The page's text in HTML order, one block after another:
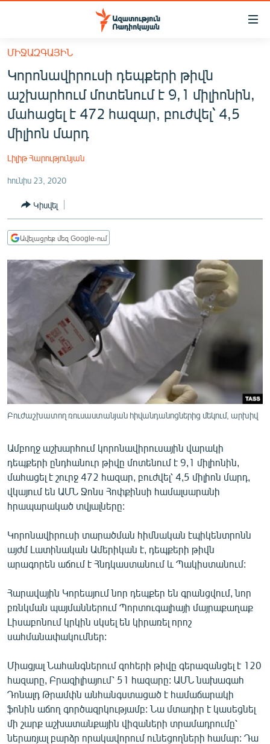
Մատչելիության
հիմնական
բովանդակությանը
Անցնել
հիմնական
մենյուին
Որոնում
ՀԱՅԱՍՏԱՆ
ՔԱՂԱՔԱԿԱՆ
ԸՆՏՐՈՒԹՅՈՒՆՆԵՐ 2026
ՊԱՏԵՐԱԶՄԻ 6 ՇԱԲԱԹՆԵՐԸ
ՏԱՐԱԾԱՇՐՋԱՆ
ՄԻՋԱԶԳԱՅԻՆ
ՄՇԱԿՈՒՅԹ
ՍՊՈՐՏ
ՄԵԿՆԱԲԱՆՈՒԹՅՈՒՆ
ՏՏ ԵՒ ԻՆՏԵՐՆԵՏ
ԿՈՐՈՆԱՎԻՐՈՒՍ
ԱՐԽԻՎ
ԲԱՆԱՎԵՃ
ՁԳՏԵԼՈՎ ԼԱՎԱԳՈՒՅՆԻՆ
ՓՈԴՔԱՍԹ
Հայերեն
English
Русский
ՀԵՏԵՎԵՔ ՄԵԶ
«Ազատության» բոլոր կայքերը
ՄԻՋԱԶԳԱՅԻՆ
Կորոնավիրուսի դեպքերի թիվն
աշխարհում մոտենում է 9,1 միլիոնին,
մահացել է 472 հազար, բուժվել՝ 4,5
միլիոն մարդ
Լիլիթ Հարությունյան
հունիս 23, 2020
Կիսվել
Ավելացրեք մեզ Google-ում
Բուժաշխատող ռուսաստանյան հիվանդանոցներից մեկում, արխիվ
Ամբողջ աշխարհում կորոնավիրուսային վարակի
դեպքերի ընդհանուր թիվը մոտենում է 9,1 միլիոնին,
մահացել է շուրջ 472 հազար, բուժվել՝ 4,5 միլիոն մարդ,
վկայում են ԱՄՆ Ջոնս Հոփքինսի համալսարանի
հրապարակած տվյալները:
Կորոնավիրուսի տարածման հիմնական էպիկենտրոնն
այժմ Լատինական Ամերիկան է, դեպքերի թիվն
արագորեն աճում է Հնդկաստանում և Պակիստանում:
Հարավային Կորեայում նոր դեպքեր են գրանցվում, նոր
բռնկման պայմաններում Պորտուգալիայի մայրաքաղաք
Լիսաբոնում կրկին սկսել են կիրառել որոշ
սահմանափակումներ:
Միացյալ Նահանգներում զոհերի թիվը գերազանցել է 120
հազարը, Բրազիլիայում՝ 51 հազարը: ԱՄՆ նախագահ
Դոնալդ Թրամփն անհանգստացած է համաճարակի
ֆոնին աճող գործազրկությամբ: Նա մտադիր է կասեցնել
մի շարք աշխատանքային վիզաների տրամադրումը՝
ներառյալ բարձր որակավորում ունեցողների համար: Դա